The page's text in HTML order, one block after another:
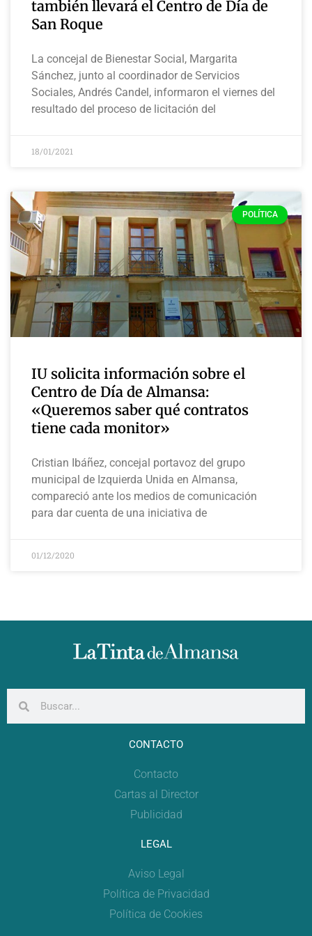
también llevará el Centro de Día de
San Roque
La concejal de Bienestar Social, Margarita
Sánchez, junto al coordinador de Servicios
Sociales, Andrés Candel, informaron el viernes del
resultado del proceso de licitación del
18/01/2021
POLÍTICA
IU solicita información sobre el
Centro de Día de Almansa:
«Queremos saber qué contratos
tiene cada monitor»
Cristian Ibáñez, concejal portavoz del grupo
municipal de Izquierda Unida en Almansa,
compareció ante los medios de comunicación
para dar cuenta de una iniciativa de
01/12/2020
CONTACTO
Contacto
Cartas al Director
Publicidad
LEGAL
Aviso Legal
Política de Privacidad
Política de Cookies